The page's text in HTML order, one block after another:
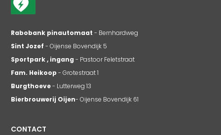
Rabobank pinautomaat - Bernhardweg
Sint Jozef - Oijense Bovendijk 5
Sportpark , ingang - Pastoor Feletstraat
Fam. Heikoop - Grotestraat 1
Burgthoeve- Lutterweg 13
Bierbrouwerij Oijen- Oijense Bovendijk 61
CONTACT